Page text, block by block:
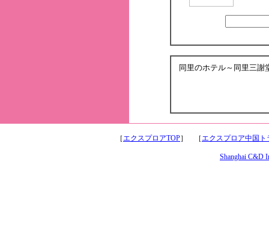
同里のホテル～同里三謝
［エクスプロアTOP］ ［エクスプロア中国ト
Shanghai C&D